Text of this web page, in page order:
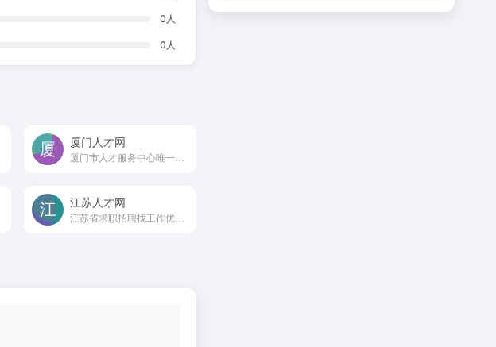
0 人
0 人
厦门人才网
江苏人才网